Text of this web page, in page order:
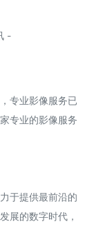
-
专业影像服务已
专业的影像服务
于提供最前沿的
展的数字时代，